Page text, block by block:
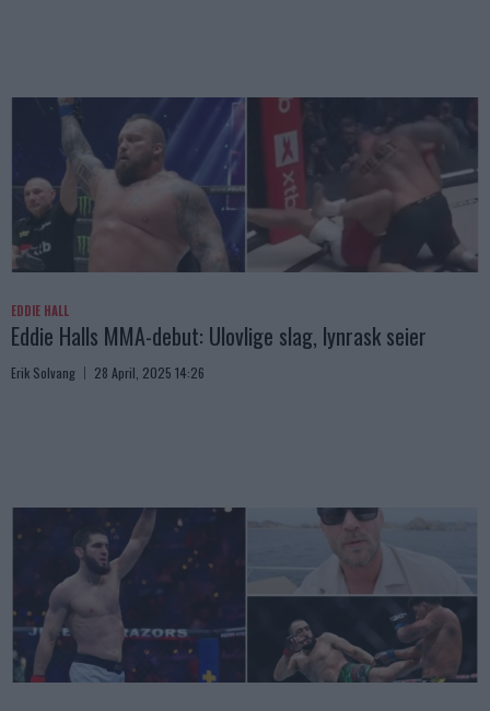
EDDIE HALL
Eddie Halls MMA-debut: Ulovlige slag, lynrask seier
Erik Solvang 28 April, 2025 14:26